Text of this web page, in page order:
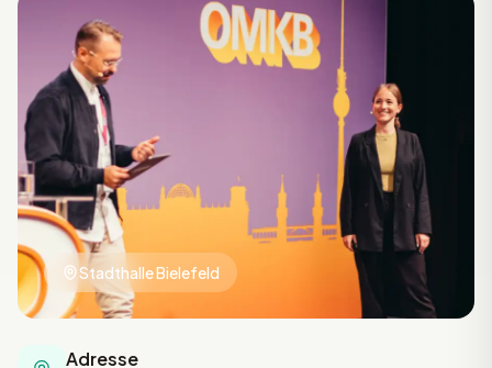
Stadthalle Bielefeld
Adresse